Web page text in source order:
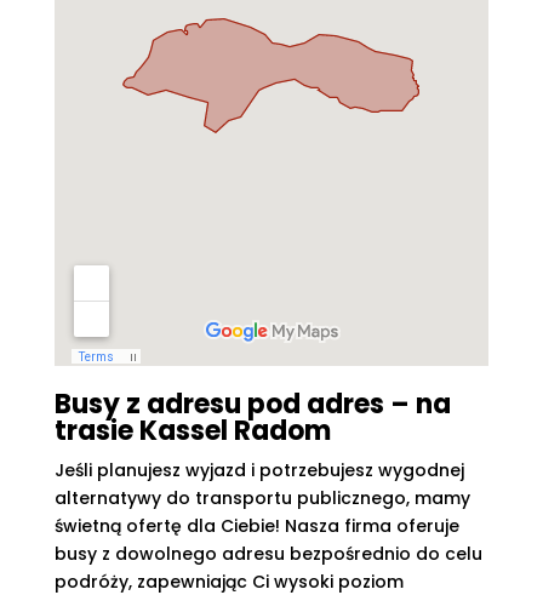
Busy z adresu pod adres – na
trasie Kassel Radom
Jeśli planujesz wyjazd i potrzebujesz wygodnej
alternatywy do transportu publicznego, mamy
świetną ofertę dla Ciebie! Nasza firma oferuje
busy z dowolnego adresu bezpośrednio do celu
podróży, zapewniając Ci wysoki poziom